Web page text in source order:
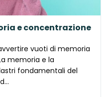
e concentrazione
vuoti di memoria
memoria e la
fondamentali del